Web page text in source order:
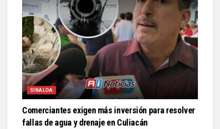
SINALOA
Comerciantes exigen más inversión para resolver
fallas de agua y drenaje en Culiacán